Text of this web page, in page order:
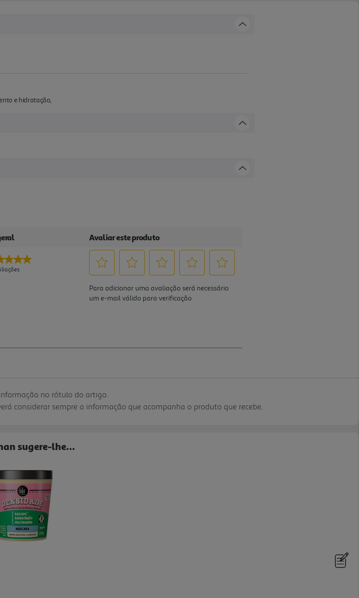
e hidratação,
no rótulo do artigo.
considerar sempre a informação que acompanha o produto que recebe.
sugere-lhe...